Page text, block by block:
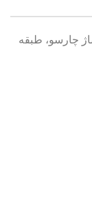
چارسو، طبقه